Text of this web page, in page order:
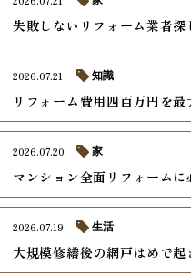
失敗しないリフォーム業者
リフォーム費用四百万円を
2026.07.21 知識
マンション全面リフォーム
2026.07.20 家
大規模修繕後の網戸はめで
2026.07.19 生活